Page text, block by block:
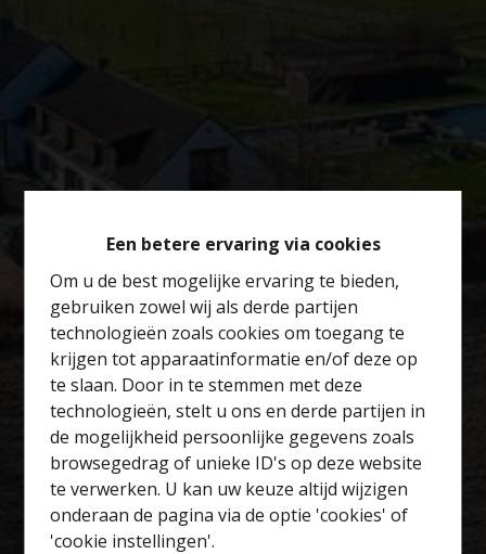
Een betere ervaring via cookies
Om u de best mogelijke ervaring te bieden,
gebruiken zowel wij als derde partijen
technologieën zoals cookies om toegang te
krijgen tot apparaatinformatie en/of deze op
te slaan. Door in te stemmen met deze
technologieën, stelt u ons en derde partijen in
de mogelijkheid persoonlijke gegevens zoals
browsegedrag of unieke ID's op deze website
te verwerken. U kan uw keuze altijd wijzigen
onderaan de pagina via de optie 'cookies' of
'cookie instellingen'.
Benieuwd naar de
waarde van je huis?
Gratis schatting